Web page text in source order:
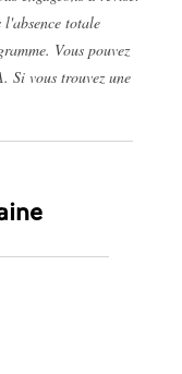
l'absence totale
Vous pouvez
vous trouvez une